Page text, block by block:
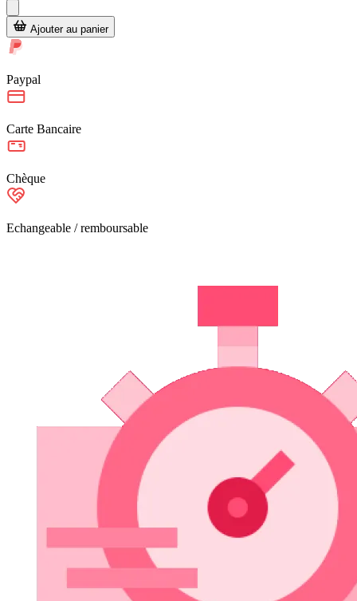
Ajouter au panier
Paypal
Carte Bancaire
Chèque
Echangeable / remboursable